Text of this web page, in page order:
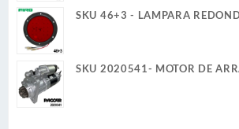
SKU 46+3 - LAMPARA
SKU 2020541- MOTOR DE